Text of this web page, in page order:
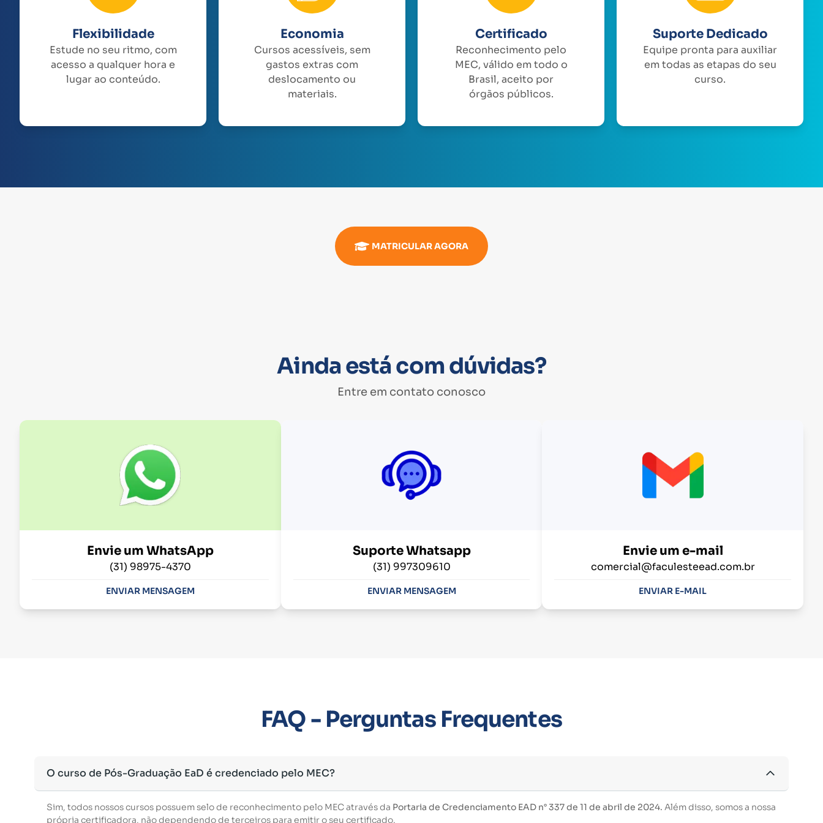
Flexibilidade
Estude no seu ritmo, com
acesso a qualquer hora e
lugar ao conteúdo.
Economia
Cursos acessíveis, sem
gastos extras com
deslocamento ou
materiais.
Certificado
Reconhecimento pelo
MEC, válido em todo o
Brasil, aceito por
órgãos públicos.
Suporte Dedicado
Equipe pronta para auxiliar
em todas as etapas do seu
curso.
MATRICULAR AGORA
Ainda está com dúvidas?
Entre em contato conosco
Envie um WhatsApp
(31) 98975-4370
ENVIAR MENSAGEM
Suporte Whatsapp
(31) 997309610
ENVIAR MENSAGEM
Envie um e-mail
comercial@faculesteead.com.br
ENVIAR E-MAIL
FAQ - Perguntas Frequentes
O curso de Pós-Graduação EaD é credenciado pelo MEC?
Sim, todos nossos cursos possuem selo de reconhecimento pelo MEC através da Portaria de Credenciamento EAD n° 337 de 11 de abril de 2024. Além disso, somos a nossa
própria certificadora, não dependendo de terceiros para emitir o seu certificado.